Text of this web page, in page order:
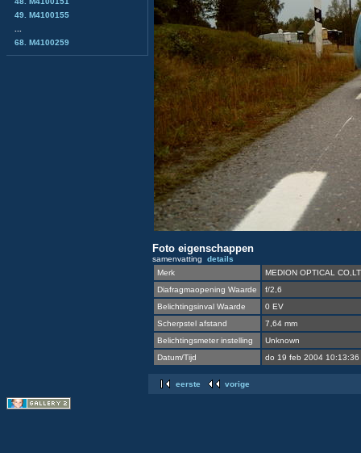
49. M4100155
68. M4100259
Foto eigenschappen
samenvatting details
Merk
MEDION OPTICAL
Diafragmaopening Waarde
f/2,6
Belichtingsinval Waarde
0 EV
Scherpstel afstand
7,64 mm
Belichtingsmeter instelling
Unknown
Datum/Tijd
do 19 feb 2004 10:13:36
eerste vorige